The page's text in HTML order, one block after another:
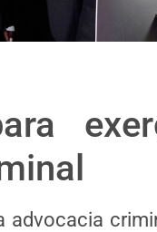
advocacia